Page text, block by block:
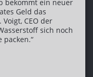
bekommt ein neuer
Geld das
CEO der
sich noch